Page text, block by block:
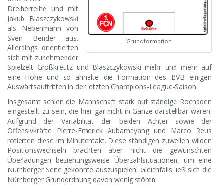
Grundformation
Dreiherreihe und mit
Jakub Blaszczykowski
als Nebenmann von
Sven Bender aus.
Allerdings orientierten
sich mit zunehmender
Spielzeit Großkreutz und Blaszczykowski mehr und mehr auf
eine Höhe und so ähnelte die Formation des BVB einigen
Auswärtsauftritten in der letzten Champions-League-Saison.
Insgesamt schien die Mannschaft stark auf ständige Rochaden
eingestellt zu sein, die hier gar nicht in Gänze darstellbar wären.
Aufgrund der Variabilität der beiden Achter sowie der
Offensivkräfte Pierre-Emerick Aubameyang und Marco Reus
rotierten diese im Minutentakt. Diese ständigen zuweilen wilden
Positionswechseln brachten aber nicht die gewünschten
Überladungen beziehungsweise Überzahlsituationen, um eine
Nürnberger Seite gekonnte auszuspielen. Gleichfalls ließ sich die
Nürnberger Grundordnung davon wenig stören.